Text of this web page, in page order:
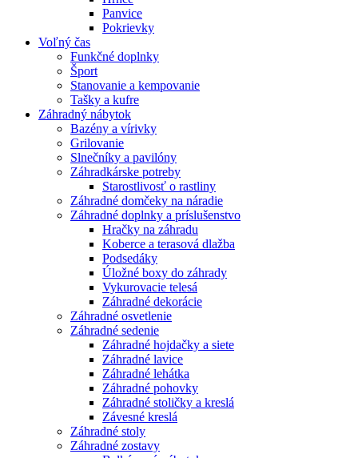
Panvice
Pokrievky
Voľný čas
Funkčné doplnky
Šport
Stanovanie a kempovanie
Tašky a kufre
Záhradný nábytok
Bazény a vírivky
Grilovanie
Slnečníky a pavilóny
Záhradkárske potreby
Starostlivosť o rastliny
Záhradné domčeky na náradie
Záhradné doplnky a príslušenstvo
Hračky na záhradu
Koberce a terasová dlažba
Podsedáky
Úložné boxy do záhrady
Vykurovacie telesá
Záhradné dekorácie
Záhradné osvetlenie
Záhradné sedenie
Záhradné hojdačky a siete
Záhradné lavice
Záhradné lehátka
Záhradné pohovky
Záhradné stoličky a kreslá
Závesné kreslá
Záhradné stoly
Záhradné zostavy